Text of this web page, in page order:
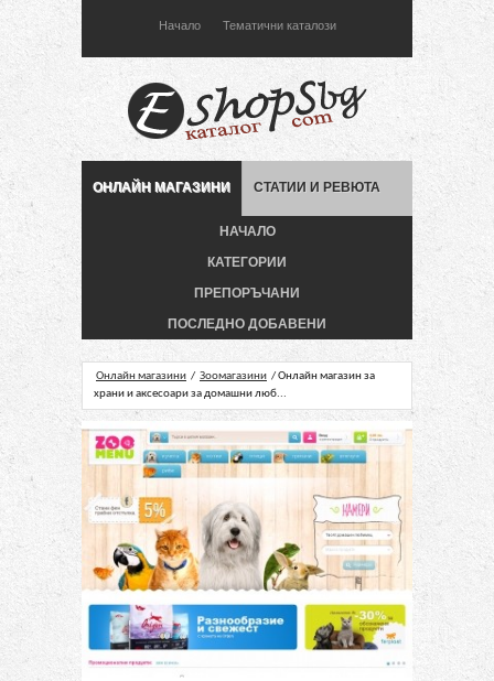
Начало Тематични каталози
ОНЛАЙН МАГАЗИНИ СТАТИИ И РЕВЮТА
НАЧАЛО
КАТЕГОРИИ
ПРЕПОРЪЧАНИ
ПОСЛЕДНО ДОБАВЕНИ
Онлайн магазини / Зоомагазини / Онлайн магазин за
храни и аксесоари за домашни люб...